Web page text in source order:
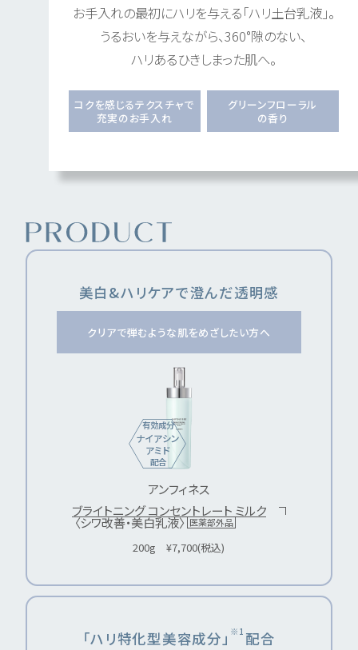
お手入れの最初にハリを与える「ハリ土台乳液」。
うるおいを与えながら、360°隙のない、
ハリあるひきしまった肌へ。
コクを感じるテクスチャで
充実のお手入れ
グリーンフローラル
の香り
美白&ハリケアで澄んだ透明感
クリアで弾むような肌をめざしたい方へ
有効成分
ナイアシン
アミド
配合
アンフィネス
ブライトニング コンセントレート ミルク
〈シワ改善・美白乳液〉 医薬部外品
200g ¥7,700(税込)
「ハリ特化型美容成分」 ※1 配合